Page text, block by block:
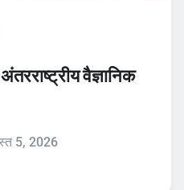
वैज्ञानिक
5, 2026